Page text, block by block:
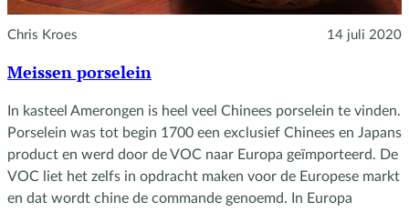
Chris Kroes 14 juli 2020
Meissen porselein
In kasteel Amerongen is heel veel Chinees porselein te vinden.
Porselein was tot begin 1700 een exclusief Chinees en Japans
product en werd door de VOC naar Europa geïmporteerd. De
VOC liet het zelfs in opdracht maken voor de Europese markt
en dat wordt chine de commande genoemd. In Europa